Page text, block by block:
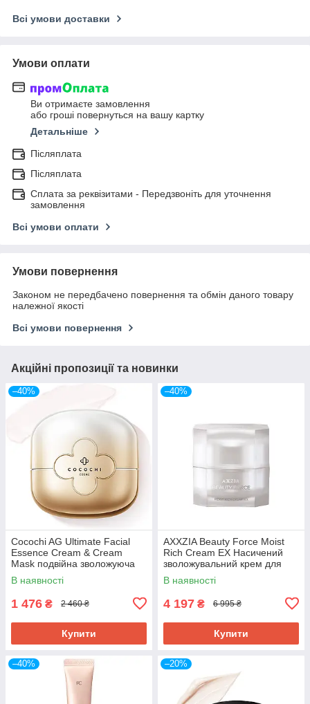
Всі умови доставки
Умови оплати
Ви отримаєте замовлення
або гроші повернуться на вашу картку
Детальніше
Післяплата
Післяплата
Сплата за реквізитами - Передзвоніть для уточнення
замовлення
Всі умови оплати
Умови повернення
Законом не передбачено повернення та обмін даного товару
належної якості
Всі умови повернення
Акційні пропозиції та новинки
–40%
Cocochi AG Ultimate Facial
Essence Cream & Cream
Mask подвійна зволожуюча
крем-маска від зморшок і
розширених пор, 20 і 90 г
В наявності
1 476 ₴ 2 460 ₴
Купити
–40%
AXXZIA Beauty Force Moist
Rich Cream EX Насичений
зволожувальний крем для
сяяння шкіри, 30 г
В наявності
4 197 ₴ 6 995 ₴
Купити
–40% –20%